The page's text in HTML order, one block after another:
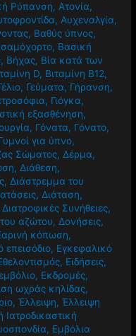
Ρύπανση,Ατονία,
,Αυχεναλγία,
, Βαθύς ύπνος,
, Βασική
, Βήχας, Βία κατά των
D, Βιταμίνη Β12,
, Γεύματα, Γήρανση,
, Γιόγκα,
εξασθένηση,
, Γόνατα, Γόνατο,
για ύπνο,
Σώματος,Δέρμα,
,Διάθεση,
,Διάστρεμμα του
,Διάταση,
Διατροφικές Συνήθειες,
του αζώτου,Δονήσεις,
κόπωση,
επεισόδιο, Εγκεφαλικό
, Ειδήσεις,
, Εκδρομές,
ωχράς κηλίδας,
,Έλλειψη,Έλλειψη
Ιατροδικαστική
, Εμβόλια